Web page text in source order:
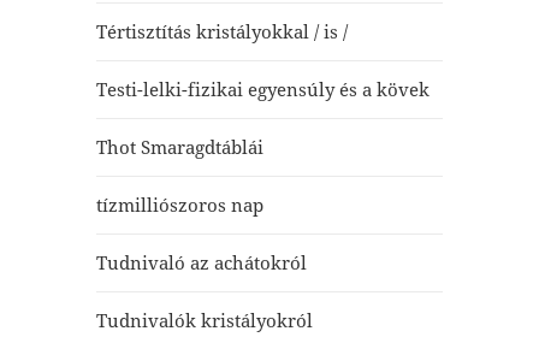
Tértisztítás kristályokkal / is /
Testi-lelki-fizikai egyensúly és a kövek
Thot Smaragdtáblái
tízmilliószoros nap
Tudnivaló az achátokról
Tudnivalók kristályokról